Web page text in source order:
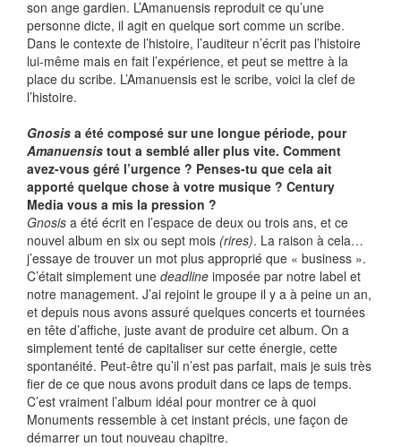
son ange gardien. L’Amanuensis reproduit ce qu’une
personne dicte, il agit en quelque sort comme un scribe.
Dans le contexte de l’histoire, l’auditeur n’écrit pas l’histoire
lui-même mais en fait l’expérience, et peut se mettre à la
place du scribe. L’Amanuensis est le scribe, voici la clef de
l’histoire.
Gnosis a été composé sur une longue période, pour
Amanuensis tout a semblé aller plus vite. Comment
avez-vous géré l’urgence ? Penses-tu que cela ait
apporté quelque chose à votre musique ? Century
Media vous a mis la pression ?
Gnosis a été écrit en l’espace de deux ou trois ans, et ce
nouvel album en six ou sept mois (rires). La raison à cela…
j’essaye de trouver un mot plus approprié que « business ».
C’était simplement une deadline imposée par notre label et
notre management. J’ai rejoint le groupe il y a à peine un an,
et depuis nous avons assuré quelques concerts et tournées
en tête d’affiche, juste avant de produire cet album. On a
simplement tenté de capitaliser sur cette énergie, cette
spontanéité. Peut-être qu’il n’est pas parfait, mais je suis très
fier de ce que nous avons produit dans ce laps de temps.
C’est vraiment l’album idéal pour montrer ce à quoi
Monuments ressemble à cet instant précis, une façon de
démarrer un tout nouveau chapitre.